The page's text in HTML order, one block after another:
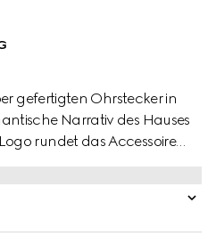
gefertigten Ohrstecker in
Narrativ des Hauses
rundet das Accessoire